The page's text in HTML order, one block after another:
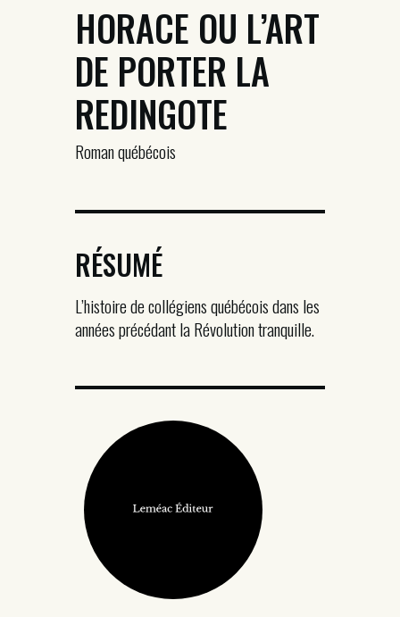
HORACE OU L’ART
DE PORTER LA
REDINGOTE
Roman québécois
RÉSUMÉ
L’histoire de collégiens québécois dans les
années précédant la Révolution tranquille.